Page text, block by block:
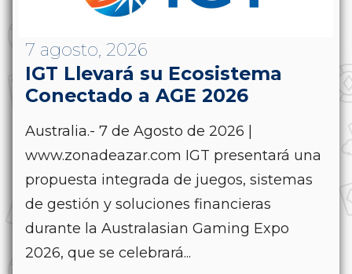
7 agosto, 2026
IGT Llevará su Ecosistema
Conectado a AGE 2026
Australia.- 7 de Agosto de 2026 |
www.zonadeazar.com IGT presentará una
propuesta integrada de juegos, sistemas
de gestión y soluciones financieras
durante la Australasian Gaming Expo
2026, que se celebrará...